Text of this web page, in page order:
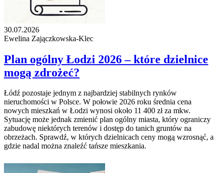
30.07.2026
Ewelina Zajączkowska-Klec
Plan ogólny Łodzi 2026 – które dzielnice
mogą zdrożeć?
Łódź pozostaje jednym z najbardziej stabilnych rynków
nieruchomości w Polsce. W połowie 2026 roku średnia cena
nowych mieszkań w Łodzi wynosi około 11 400 zł za mkw.
Sytuację może jednak zmienić plan ogólny miasta, który ograniczy
zabudowę niektórych terenów i dostęp do tanich gruntów na
obrzeżach. Sprawdź, w których dzielnicach ceny mogą wzrosnąć, a
gdzie nadal można znaleźć tańsze mieszkania.